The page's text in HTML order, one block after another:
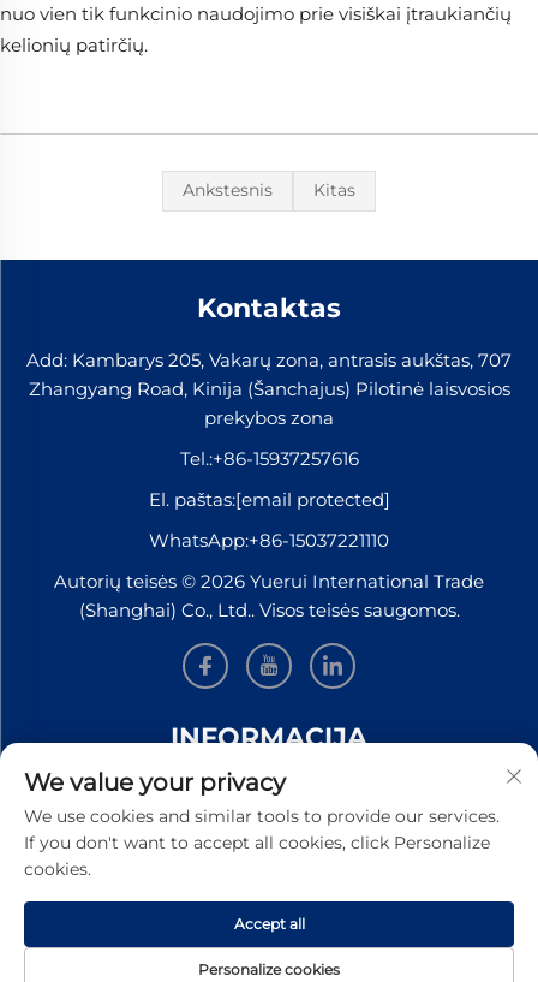
nuo vien tik funkcinio naudojimo prie visiškai įtraukiančių
kelionių patirčių.
Ankstesnis Kitas
Kontaktas
Add: Kambarys 205, Vakarų zona, antrasis aukštas, 707
Zhangyang Road, Kinija (Šanchajus) Pilotinė laisvosios
prekybos zona
Tel.:+86-15937257616
El. paštas:[email protected]
WhatsApp:+86-15037221110
Autorių teisės © 2026 Yuerui International Trade
(Shanghai) Co., Ltd.. Visos teisės saugomos.
INFORMACIJA
Užsiregistruokite, kad gautumėte mūsų savaitinį
naujienlaiškį
Pateikti
We value your privacy
We use cookies and similar tools to provide our services.
If you don't want to accept all cookies, click Personalize
cookies.
Personalize cookies
Accept all